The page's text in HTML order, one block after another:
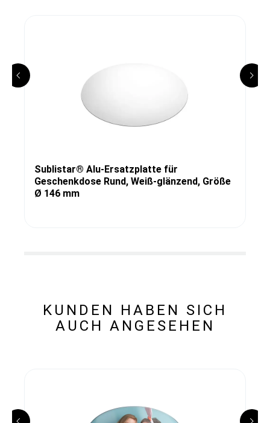
Sublistar® Alu-Ersatzplatte für
Geschenkdose Rund, Weiß-glänzend, Größe
Ø 146 mm
KUNDEN HABEN SICH
AUCH ANGESEHEN